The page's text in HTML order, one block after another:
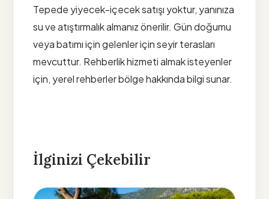
Tepede yiyecek-içecek satışı yoktur, yanınıza
su ve atıştırmalık almanız önerilir. Gün doğumu
veya batımı için gelenler için seyir terasları
mevcuttur. Rehberlik hizmeti almak isteyenler
için, yerel rehberler bölge hakkında bilgi sunar.
İlginizi Çekebilir